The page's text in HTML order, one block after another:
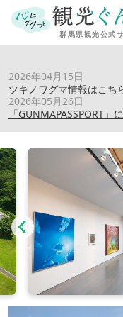
2026年04月15日
ツキノワグマ情報はこち
2026年05月26日
「GUNMAPASSPORT
原美術館ARC